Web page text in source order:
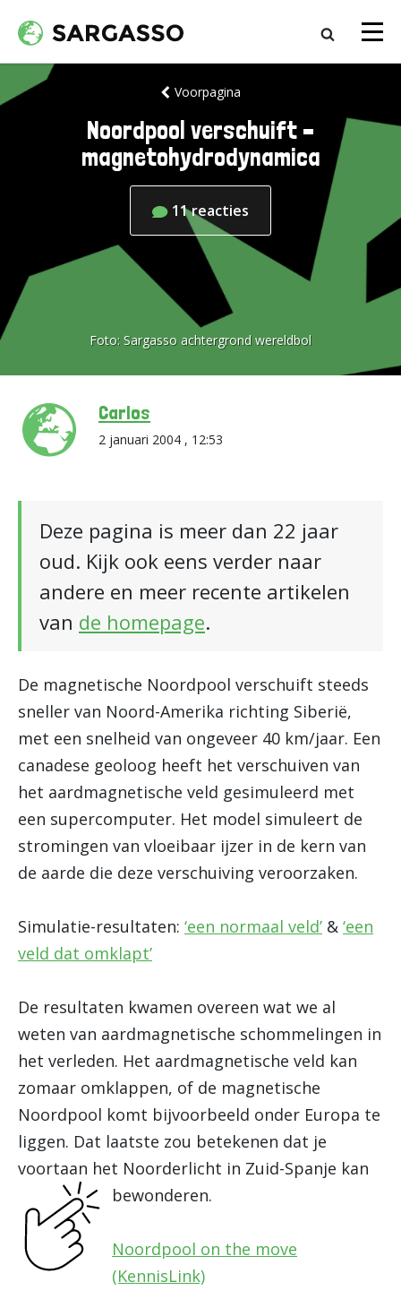
Voorpagina
Noordpool verschuift –
magnetohydrodynamica
11reacties
Foto: Sargasso achtergrond wereldbol
Carlos
2 januari 2004 , 12:53
Deze pagina is meer dan 22 jaar
oud. Kijk ook eens verder naar
andere en meer recente artikelen
van de homepage.
De magnetische Noordpool verschuift steeds
sneller van Noord-Amerika richting Siberië,
met een snelheid van ongeveer 40 km/jaar. Een
canadese geoloog heeft het verschuiven van
het aardmagnetische veld gesimuleerd met
een supercomputer. Het model simuleert de
stromingen van vloeibaar ijzer in de kern van
de aarde die deze verschuiving veroorzaken.
Simulatie-resultaten: ‘een normaal veld’ & ‘een
veld dat omklapt’
De resultaten kwamen overeen wat we al
weten van aardmagnetische schommelingen in
het verleden. Het aardmagnetische veld kan
zomaar omklappen, of de magnetische
Noordpool komt bijvoorbeeld onder Europa te
liggen. Dat laatste zou betekenen dat je
voortaan het Noorderlicht in Zuid-Spanje kan
bewonderen.
Noordpool on the move
(KennisLink)